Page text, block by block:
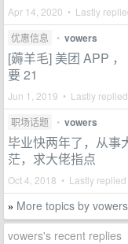
Apr 14, 2020 • Lastly
优惠信息 • vowers
[薅羊毛] 美团 APP
要 21
Jun 1, 2019 • Lastly
职场话题 • vowers
毕业快两年了，从事
茫，求大佬指点
Oct 4, 2018 • Lastly
» More topics by vowers
vowers's recent replies